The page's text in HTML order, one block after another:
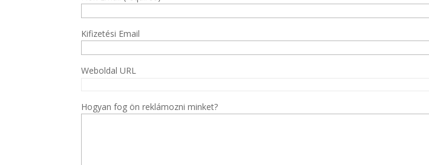
Kifizetési Email
Weboldal URL
Hogyan fog ön reklámozni minket?